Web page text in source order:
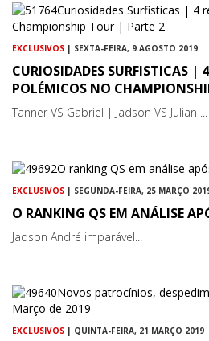
EXCLUSIVOS | SEXTA-FEIRA, 9 AGOSTO 2019
CURIOSIDADES SURFISTICAS |
POLÉMICOS NO
Tanner VS Gabriel | Jadson VS Julian ...
EXCLUSIVOS | SEGUNDA-FEIRA, 25 MARÇO
O RANKING QS EM ANÁLISE
Jadson André imparável...
EXCLUSIVOS | QUINTA-FEIRA, 21 MARÇO 2019